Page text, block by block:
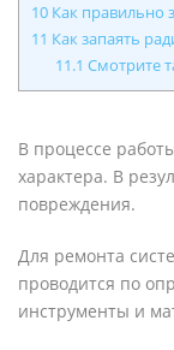
10 Как правильно
11 Как запаять
11.1 Смотрите
В процессе
характера. В
повреждения.
Для ремонта
проводится по
инструменты и